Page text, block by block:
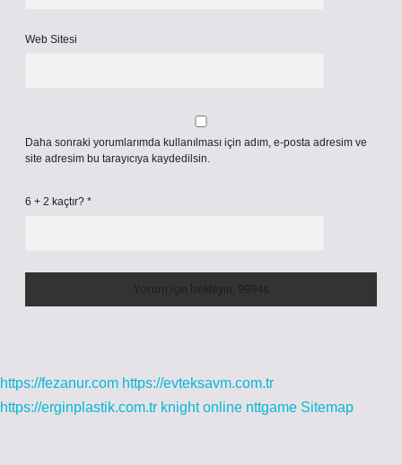
Web Sitesi
Daha sonraki yorumlarımda kullanılması için adım, e-posta adresim ve
site adresim bu tarayıcıya kaydedilsin.
6 + 2 kaçtır? *
https://fezanur.com https://evteksavm.com.tr
https://erginplastik.com.tr knight online nttgame Sitemap